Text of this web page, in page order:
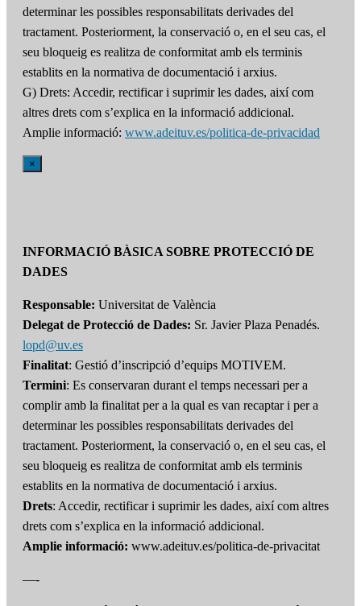
determinar les possibles responsabilitats derivades del
tractament. Posteriorment, la conservació o, en el seu cas, el
seu bloqueig es realitza de conformitat amb els terminis
establits en la normativa de documentació i arxius.
G) Drets: Accedir, rectificar i suprimir les dades, així com
altres drets com s’explica en la informació addicional.
Amplie informació: www.adeituv.es/politica-de-privacidad
×
INFORMACIÓ BÀSICA SOBRE PROTECCIÓ DE
DADES
Responsable: Universitat de València
Delegat de Protecció de Dades: Sr. Javier Plaza Penadés.
lopd@uv.es
Finalitat: Gestió d’inscripció d’equips MOTIVEM.
Termini: Es conservaran durant el temps necessari per a
complir amb la finalitat per a la qual es van recaptar i per a
determinar les possibles responsabilitats derivades del
tractament. Posteriorment, la conservació o, en el seu cas, el
seu bloqueig es realitza de conformitat amb els terminis
establits en la normativa de documentació i arxius.
Drets: Accedir, rectificar i suprimir les dades, així com altres
drets com s’explica en la informació addicional.
Amplie informació: www.adeituv.es/politica-de-privacitat
—-